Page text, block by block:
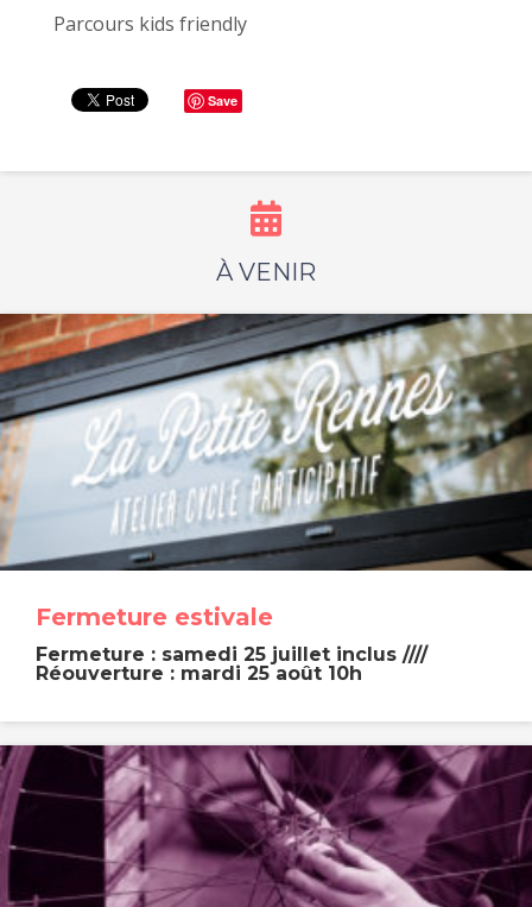
Parcours kids friendly
Save
À VENIR
Fermeture estivale
Fermeture : samedi 25 juillet inclus ////
Réouverture : mardi 25 août 10h